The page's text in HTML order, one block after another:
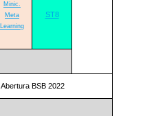
Minic.
Meta
Learning
ST8
Abertura BSB 2022